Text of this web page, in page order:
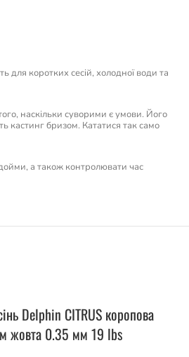
коротких сесій, холодної води та
наскільки суворими є умови. Його
кастинг бризом. Кататися так само
а також контролювати час
Delphin CITRUS коропова
жовта 0.35 мм 19 lbs